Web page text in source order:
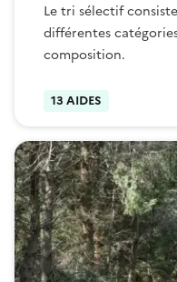
Le tri sélectif
différentes
composition.
13 AIDES